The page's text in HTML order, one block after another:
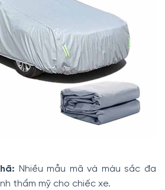
Nhiều mẫu mã và màu sắc đa
thẩm mỹ cho chiếc xe.